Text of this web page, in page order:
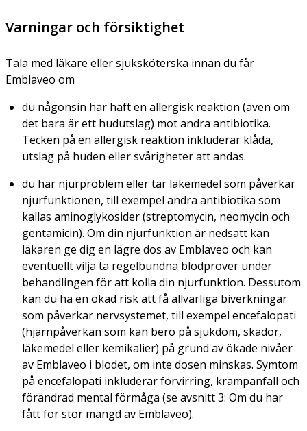
Varningar och försiktighet
Tala med läkare eller sjuksköterska innan du får
Emblaveo om
du någonsin har haft en allergisk reaktion (även om
det bara är ett hudutslag) mot andra antibiotika.
Tecken på en allergisk reaktion inkluderar klåda,
utslag på huden eller svårigheter att andas.
du har njurproblem eller tar läkemedel som påverkar
njurfunktionen, till exempel andra antibiotika som
kallas aminoglykosider (streptomycin, neomycin och
gentamicin). Om din njurfunktion är nedsatt kan
läkaren ge dig en lägre dos av Emblaveo och kan
eventuellt vilja ta regelbundna blodprover under
behandlingen för att kolla din njurfunktion. Dessutom
kan du ha en ökad risk att få allvarliga biverkningar
som påverkar nervsystemet, till exempel encefalopati
(hjärnpåverkan som kan bero på sjukdom, skador,
läkemedel eller kemikalier) på grund av ökade nivåer
av Emblaveo i blodet, om inte dosen minskas. Symtom
på encefalopati inkluderar förvirring, krampanfall och
förändrad mental förmåga (se avsnitt 3: Om du har
fått för stor mängd av Emblaveo).